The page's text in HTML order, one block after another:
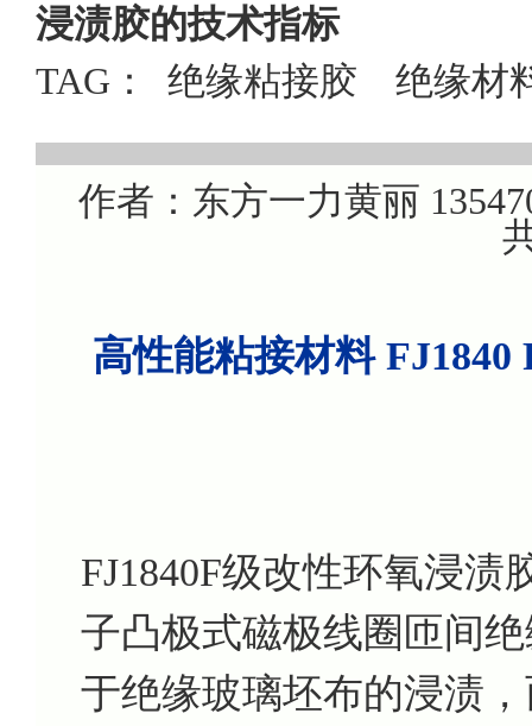
浸渍胶的技术指标
TAG： 绝缘粘接胶 绝缘材
作者：东方一力黄丽
高性能粘接材料
FJ1840F级改性环氧浸
子凸极式磁极线圈匝间
于绝缘玻璃坯布的浸渍